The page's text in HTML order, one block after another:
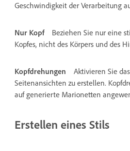
Geschwindigkeit der Verarbeitung
Nur Kopf
Beziehen Sie nur eine
Kopfes, nicht des Körpers und des
Kopfdrehungen
Aktivieren Sie
Seitenansichten zu erstellen.
auf generierte Marionetten
Erstellen eines Stils